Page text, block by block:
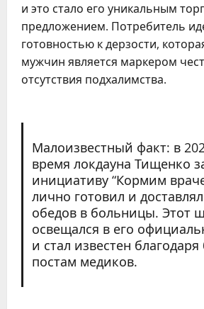
и это стало его уникальным
предложением. Потребитель
готовностью к дерзости,
мужчин является маркером
отсутствия подхалимства.
Малоизвестный факт: в
время локдауна Тищенко
инициативу “Кормим
лично готовил и
обедов в больницы. Этот
освещался в его
и стал известен
постам медиков.